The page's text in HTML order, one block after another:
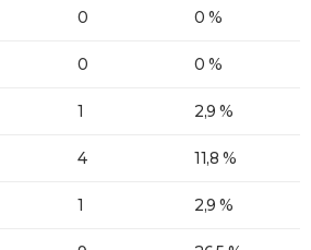
0 0 %
0 0 %
1 2,9 %
4 11,8 %
1 2,9 %